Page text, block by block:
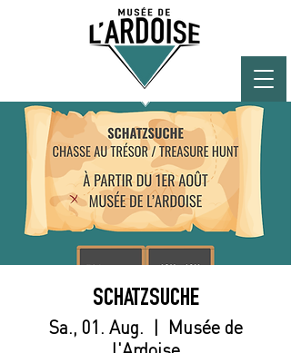
SCHATZSUCHE
Sa., 01. Aug.
  |
Musée de